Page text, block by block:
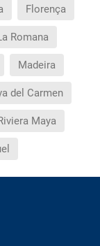
Florença
Romana
Madeira
del Carmen
Maya